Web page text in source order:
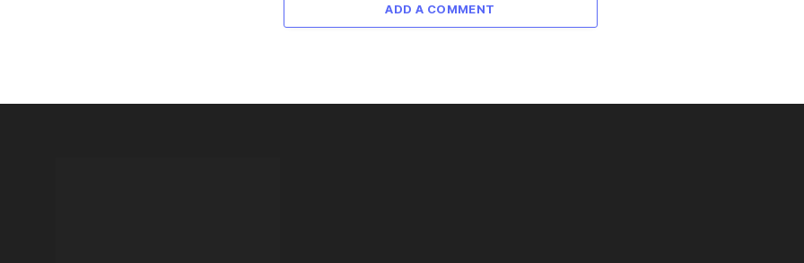
ADD A COMMENT